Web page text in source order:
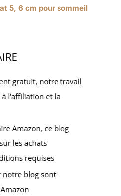
5, 6 cm pour sommeil